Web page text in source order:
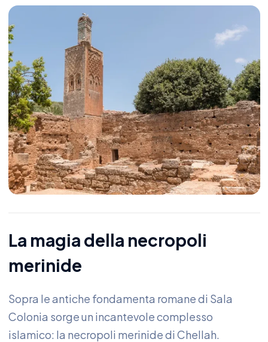
La magia della necropoli
merinide
Sopra le antiche fondamenta romane di Sala
Colonia sorge un incantevole complesso
islamico: la necropoli merinide di Chellah.